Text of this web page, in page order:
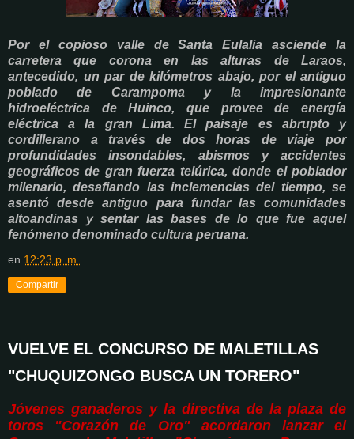
Por el copioso valle de Santa Eulalia asciende la
carretera que corona en las alturas de Laraos,
antecedido, un par de kilómetros abajo, por el antiguo
poblado de Carampoma y la impresionante
hidroeléctrica de Huinco, que provee de energía
eléctrica a la gran Lima. El paisaje es abrupto y
cordillerano a través de dos horas de viaje por
profundidades insondables, abismos y accidentes
geográficos de gran fuerza telúrica, donde el poblador
milenario, desafiando las inclemencias del tiempo, se
asentó desde antiguo para fundar las comunidades
altoandinas y sentar las bases de lo que fue aquel
fenómeno denominado cultura peruana.
en 12:23 p. m.
Compartir
VUELVE EL CONCURSO DE MALETILLAS
"CHUQUIZONGO BUSCA UN TORERO"
Jóvenes ganaderos y la directiva de la plaza de
toros "Corazón de Oro" acordaron lanzar el